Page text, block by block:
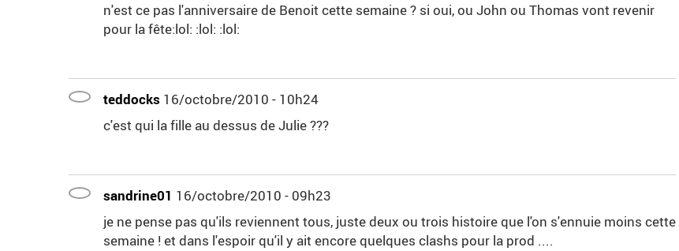
n'est ce pas l'anniversaire de Benoit cette semaine ? si oui, ou John ou Thomas vont revenir
pour la fête:lol: :lol: :lol:
teddocks 16/octobre/2010 - 10h24
c'est qui la fille au dessus de Julie ???
sandrine01 16/octobre/2010 - 09h23
je ne pense pas qu'ils reviennent tous, juste deux ou trois histoire que l'on s'ennuie moins cette
semaine ! et dans l'espoir qu'il y ait encore quelques clashs pour la prod ....